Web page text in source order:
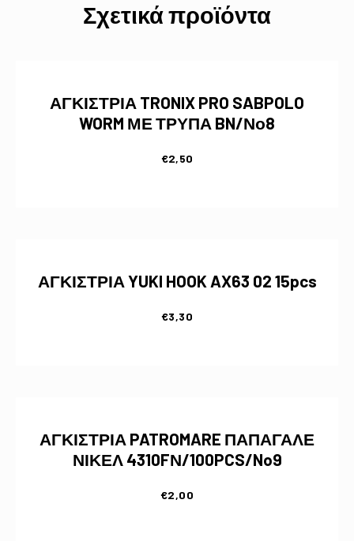
Σχετικά προϊόντα
ΑΓΚΙΣΤΡΙΑ TRONIX PRO SABPOLO
WORM ΜΕ ΤΡΥΠΑ BN/Νο8
€2,50
ΑΓΚΙΣΤΡΙΑ YUKI HOOK AX63 02 15pcs
€3,30
ΑΓΚΙΣΤΡΙΑ PATROMARE ΠΑΠΑΓΑΛΕ
ΝΙΚΕΛ 4310FΝ/100PCS/No9
€2,00